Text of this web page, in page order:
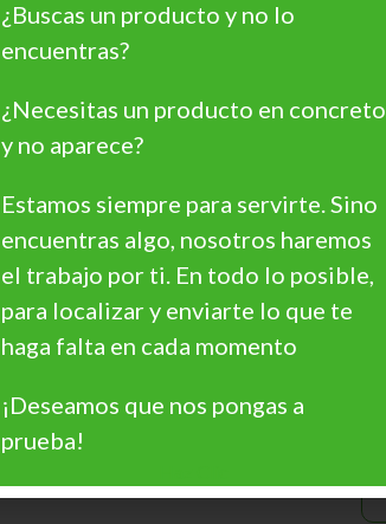
¿Buscas un producto y no lo
encuentras?
¿Necesitas un producto en concreto
y no aparece?
Estamos siempre para servirte. Sino
encuentras algo, nosotros haremos
el trabajo por ti. En todo lo posible,
para localizar y enviarte lo que te
haga falta en cada momento
¡Deseamos que nos pongas a
prueba!